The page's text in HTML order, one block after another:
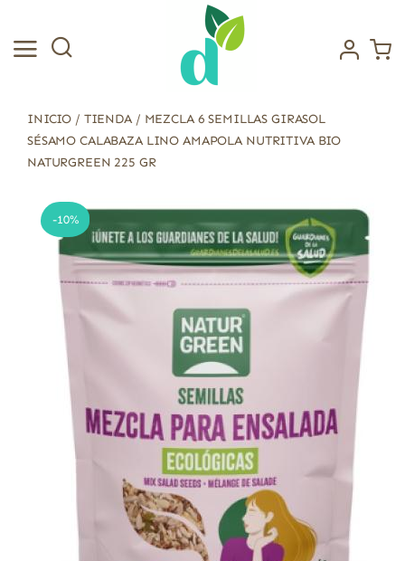
contenido
INICIO / TIENDA/ MEZCLA 6 SEMILLAS GIRASOL
SÉSAMO CALABAZA LINO AMAPOLA NUTRITIVA BIO
NATURGREEN 225 GR
-10%